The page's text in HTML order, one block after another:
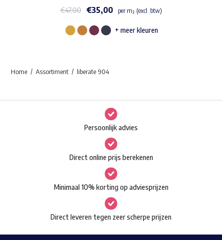
Waar ben je naar op zoek?
€47,00 €35,00 per m² (excl. btw)
Dit
Deze
optie
kan
gekozen
worden
op
de
productpagina
+ meer kleuren
Home Assortiment liberate 904
Persoonlijk advies
Direct online prijs berekenen
Minimaal 10% korting op adviesprijzen
Direct leveren tegen zeer scherpe prijzen